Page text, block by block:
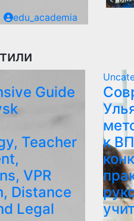
edu_academia
Guide
Teacher
VPR
Distance
Legal
к